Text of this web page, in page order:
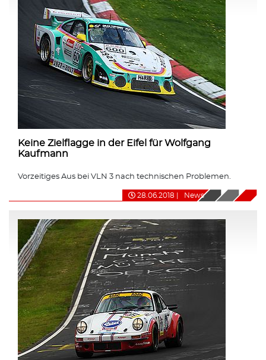
Keine Zielflagge in der Eifel für Wolfgang
Kaufmann
Vorzeitiges Aus bei VLN 3 nach technischen Problemen.
28.06.2018 News